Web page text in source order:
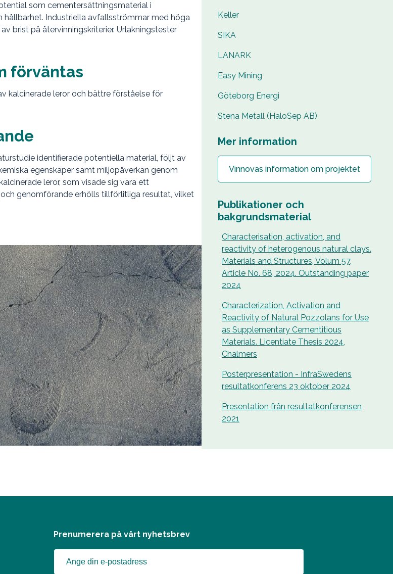
som cementersättningsmaterial i
Industriella avfallsströmmar med höga
brist på återvinningskriterier. Urlakningstester
förväntas
kalcinerade leror och bättre förståelse för
identifierade potentiella material, följt av
egenskaper samt miljöpåverkan genom
leror, som visade sig vara ett
genomförande erhölls tillförlitliga resultat, vilket
Keller
SIKA
LANARK
Easy Mining
Göteborg Energi
Stena Metall (HaloSep AB)
Mer information
Vinnovas information om projektet
Publikationer och
bakgrundsmaterial
Characterisation, activation, and
reactivity of heterogenous natural clays.
Materials and Structures, Volum 57,
Article No. 68, 2024. Outstanding paper
2024
Characterization, Activation and
Reactivity of Natural Pozzolans for Use
as Supplementary Cementitious
Materials. Licentiate Thesis 2024,
Chalmers
Posterpresentation - InfraSwedens
resultatkonferens 23 oktober 2024
Presentation från resultatkonferensen
2021
Prenumerera på vårt nyhetsbrev